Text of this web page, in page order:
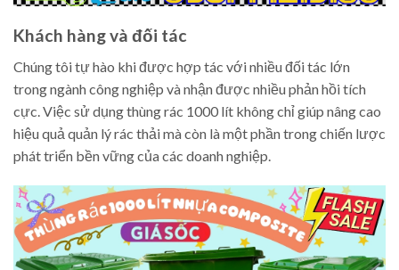
Khách hàng và đối tác
Chúng tôi tự hào khi được hợp tác với nhiều đối tác lớn
trong ngành công nghiệp và nhận được nhiều phản hồi tích
cực. Việc sử dụng thùng rác 1000 lít không chỉ giúp nâng cao
hiệu quả quản lý rác thải mà còn là một phần trong chiến lược
phát triển bền vững của các doanh nghiệp.